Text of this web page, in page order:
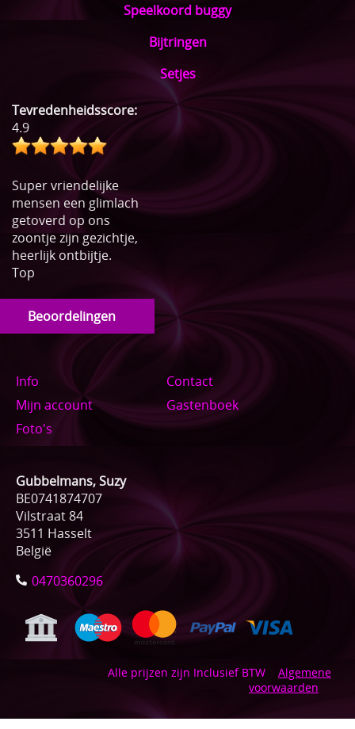
Speelkoord buggy
Bijtringen
Setjes
Tevredenheidsscore:
4.9
Super vriendelijke
mensen een glimlach
getoverd op ons
zoontje zijn gezichtje,
heerlijk ontbijtje.
Top
Beoordelingen
Info
Contact
Mijn account
Gastenboek
Foto's
Gubbelmans, Suzy
BE0741874707
Vilstraat 84
3511 Hasselt
België
0470360296
Alle prijzen zijn Inclusief BTW
Algemene
voorwaarden